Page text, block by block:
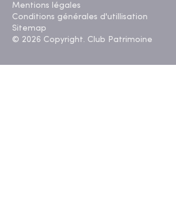
Mentions légales
Conditions générales d'utillisation
Sitemap
© 2026 Copyright. Club Patrimoine